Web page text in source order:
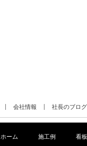
会社情報 社長のブログ
ホーム 施工例 看